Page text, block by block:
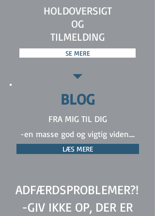
HOLDOVERSIGT
OG
TILMELDING
SE MERE
BLOG
FRA MIG TIL DIG
-en masse god og vigtig viden....
LÆS MERE
ADFÆRDSPROBLEMER?!
-GIV IKKE OP, DER ER